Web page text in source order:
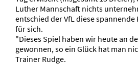
Luther Mannschaft nichts
entschied der VfL diese spannende
für sich.
"Dieses Spiel haben wir heute an
gewonnen, so ein Glück hat man
Trainer Rudge.